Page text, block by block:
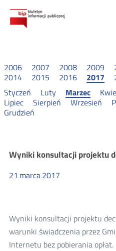
2006 2007 2008 2009
2014
2015 2016 2017
Styczeń
Luty Marzec
Lipiec
Sierpień Wrzesień
Grudzień
Wyniki
konsultacji
Wyniki konsultacji projektu
21 marca2017
Wyniki konsultacji projektu
warunki świadczenia przez
Internetu bez pobierania opłat.